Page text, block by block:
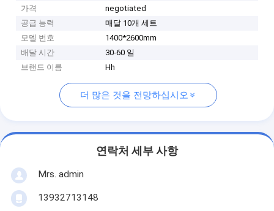
가격
negotiated
공급 능력
매달 10개 세트
모델 번호
1400*2600mm
배달 시간
30-60 일
브랜드 이름
Hh
더 많은 것을 전망하십시오
연락처 세부 사항
Mrs. admin
13932713148